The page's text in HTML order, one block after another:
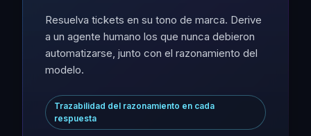
Resuelva tickets en su tono de marca. Derive
a un agente humano los que nunca debieron
automatizarse, junto con el razonamiento del
modelo.
Trazabilidad del razonamiento en cada
respuesta